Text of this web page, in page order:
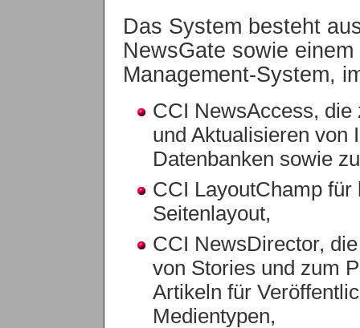
Das System besteht
NewsGate sowie
Management-System,
CCI NewsAccess, die
und Aktualisieren von
Datenbanken sowie
CCI LayoutChamp
Seitenlayout,
CCI NewsDirector,
von Stories und zum
Artikeln für
Medientypen,